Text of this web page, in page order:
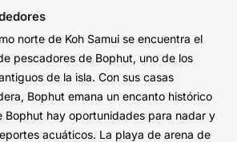
norte de Koh Samui se encuentra el
pescadores de Bophut, uno de los
de la isla. Con sus casas
Bophut emana un encanto histórico
Bophut hay oportunidades para nadar y
acuáticos. La playa de arena de